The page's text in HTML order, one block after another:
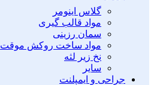
گلاس اینومر
مواد قالب گیری
سمان رزینی
مواد ساخت روکش موقت
نخ زیر لثه
سایر
جراحی و ایمپلنت